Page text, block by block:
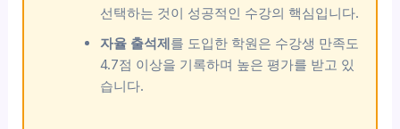
선택하는 것이 성공적인 수강의 핵심입니다.
자율 출석제를 도입한 학원은 수강생 만족도
4.7점 이상을 기록하며 높은 평가를 받고 있
습니다.